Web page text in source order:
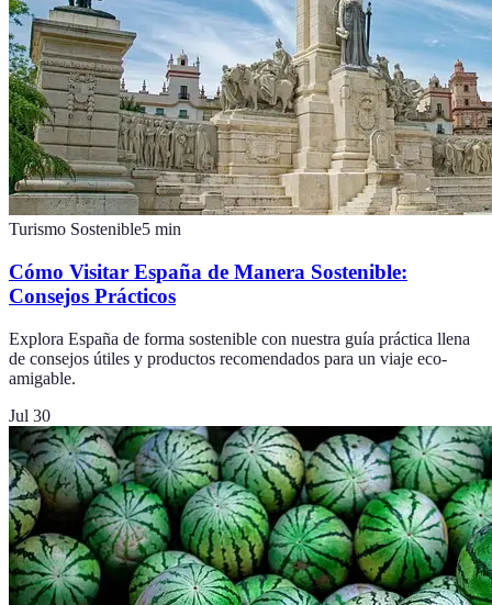
Turismo Sostenible5 min
Cómo Visitar España de Manera Sostenible:
Consejos Prácticos
Explora España de forma sostenible con nuestra guía práctica llena
de consejos útiles y productos recomendados para un viaje eco-
amigable.
Jul 30